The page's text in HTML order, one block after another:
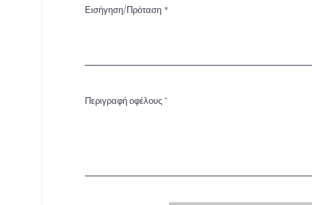
Εισήγηση/Πρόταση
Περιγραφή οφέλους